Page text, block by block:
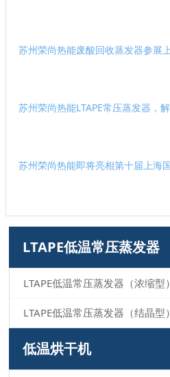
苏州荣尚热能废酸回收蒸发器参展
苏州荣尚热能LTAPE常压蒸发器，
苏州荣尚热能即将亮相第十届上海
LTAPE低温常压蒸发器
LTAPE低温常压蒸发器（浓缩型）
LTAPE低温常压蒸发器（结晶型）
低温烘干机